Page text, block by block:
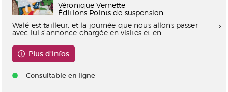
Véronique Vernette
Éditions Points de suspension
Walé est tailleur, et la journée que nous allons passer
avec lui s’annonce chargée en visites et en ...
Plus d'infos
Consultable en ligne